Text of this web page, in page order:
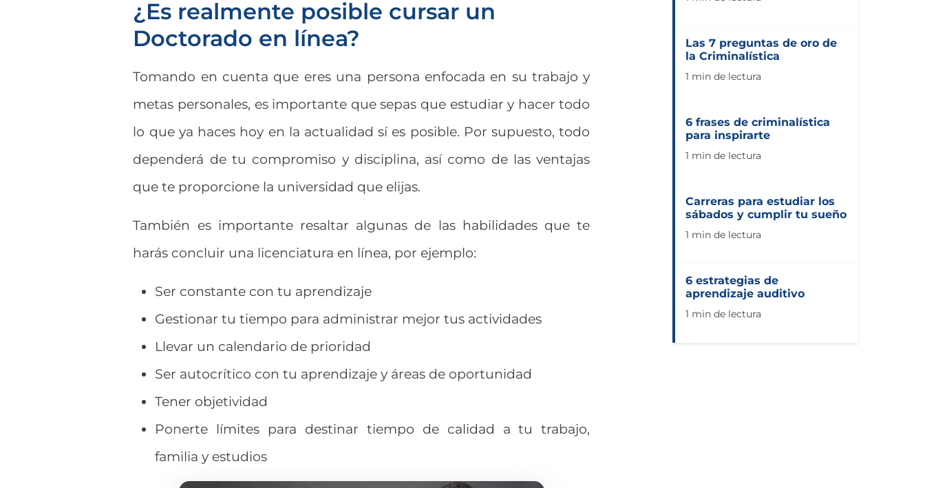
¿Es realmente posible cursar un
Doctorado en línea?
Tomando en cuenta que eres una persona enfocada en su trabajo y
metas personales, es importante que sepas que estudiar y hacer todo
lo que ya haces hoy en la actualidad sí es posible. Por supuesto, todo
dependerá de tu compromiso y disciplina, así como de las ventajas
que te proporcione la universidad que elijas.
También es importante resaltar algunas de las habilidades que te
harás concluir una licenciatura en línea, por ejemplo:
Ser constante con tu aprendizaje
Gestionar tu tiempo para administrar mejor tus actividades
Llevar un calendario de prioridad
Ser autocrítico con tu aprendizaje y áreas de oportunidad
Tener objetividad
Ponerte límites para destinar tiempo de calidad a tu trabajo,
familia y estudios
Las 7 preguntas de oro de
la Criminalística
1 min de lectura
6 frases de criminalística
para inspirarte
1 min de lectura
Carreras para estudiar los
sábados y cumplir tu sueño
1 min de lectura
6 estrategias de
aprendizaje auditivo
1 min de lectura